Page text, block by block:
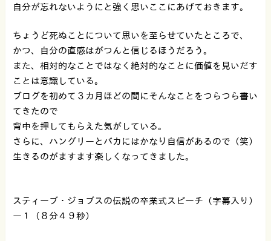
自分が忘れないようにと強く思いここにあげておきます。
ちょうど死ぬことについて思いを至らせていたところで、
かつ、自分の直感はがつんと信じるほうだろう。
また、相対的なことではなく絶対的なことに価値を見いだす
ことは意識している。
ブログを初めて３カ月ほどの間にそんなことをつらつら書い
てきたので
背中を押してもらえた気がしている。
さらに、ハングリーとバカにはかなり自信があるので（笑）
生きるのがますます楽しくなってきました。
スティーブ・ジョブスの伝説の卒業式スピーチ（字幕入り）
ー１（８分４９秒）